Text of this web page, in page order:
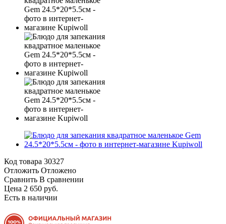
Код товара 30327
Отложить Отложено
Сравнить В сравнении
Цена 2 650 руб.
Есть в наличии